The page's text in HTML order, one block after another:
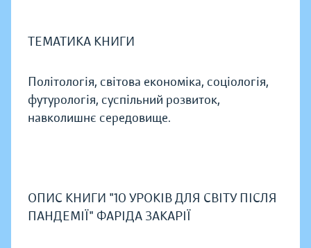
ТЕМАТИКА КНИГИ
Політологія, світова економіка, соціологія,
футурологія, суспільний розвиток,
навколишнє середовище.
ОПИС КНИГИ "10 УРОКІВ ДЛЯ СВІТУ ПІСЛЯ
ПАНДЕМІЇ" ФАРІДА ЗАКАРІЇ